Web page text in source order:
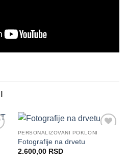
PERSONALIZOVANI POKLONI
Fotografije na drvetu
2.600,00 RSD